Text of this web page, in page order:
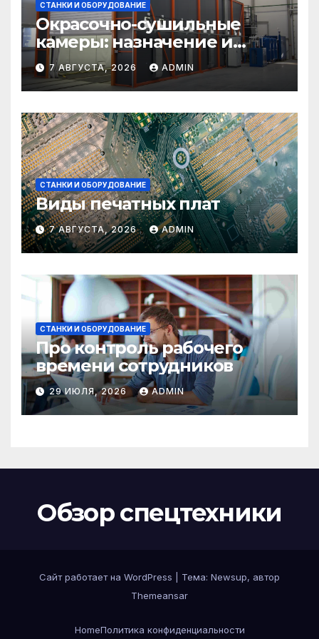
СТАНКИ И ОБОРУДОВАНИЕ
Окрасочно-сушильные
камеры: назначение и
области применения
7 АВГУСТА, 2026 ADMIN
СТАНКИ И ОБОРУДОВАНИЕ
Виды печатных плат
7 АВГУСТА, 2026 ADMIN
СТАНКИ И ОБОРУДОВАНИЕ
Про контроль рабочего
времени сотрудников
29 ИЮЛЯ, 2026 ADMIN
Обзор спецтехники
Сайт работает на WordPress
Тема: Newsup, автор
Themeansar
HomeПолитика конфиденциальности